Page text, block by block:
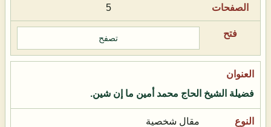
5
تصفح
فضيلة الشيخ الحاج محمد أمين ما إن شين.
مقال شخصية